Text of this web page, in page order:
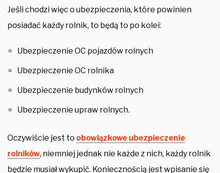
Jeśli chodzi więc o ubezpieczenia, które powinien
posiadać każdy rolnik, to będą to po kolei:
Ubezpieczenie OC pojazdów rolnych
Ubezpieczenie OC rolnika
Ubezpieczenie budynków rolnych
Ubezpieczenie upraw rolnych.
Oczywiście jest to obowiązkowe ubezpieczenie
rolników, niemniej jednak nie każde z nich, każdy rolnik
będzie musiał wykupić. Koniecznością jest wpisanie się